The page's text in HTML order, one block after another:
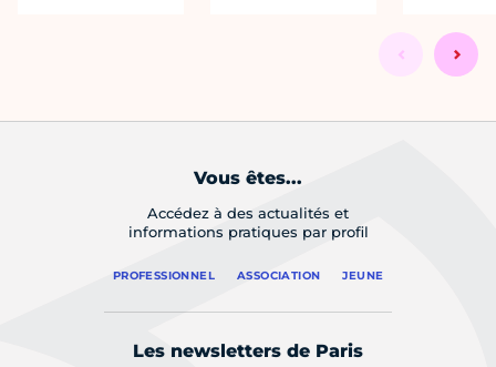
Vous êtes...
Accédez à des actualités et
informations pratiques par profil
PROFESSIONNEL ASSOCIATION JEUNE
Les newsletters de Paris